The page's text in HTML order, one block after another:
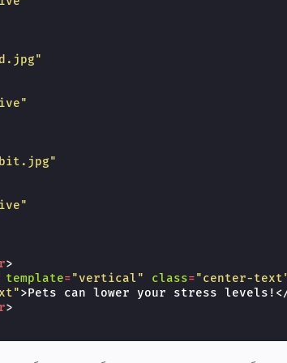
>
template="vertical" class="center-
>Pets can lower your stress levels!
>